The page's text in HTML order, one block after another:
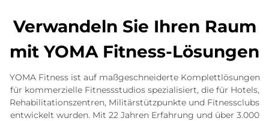
Verwandeln Sie Ihren Raum
mit YOMA Fitness-Lösungen
YOMA Fitness ist auf maßgeschneiderte Komplettlösungen
für kommerzielle Fitnessstudios spezialisiert, die für Hotels,
Rehabilitationszentren, Militärstützpunkte und Fitnessclubs
entwickelt wurden. Mit 22 Jahren Erfahrung und über 3.000